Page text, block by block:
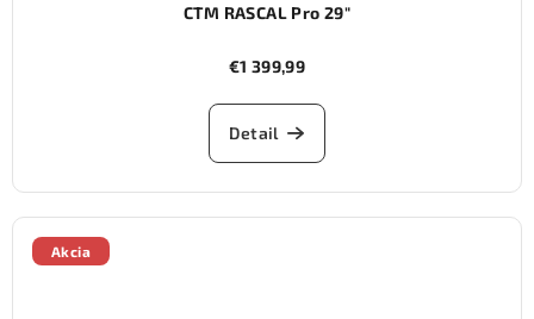
CTM RASCAL Pro 29"
€1 399,99
Detail
Akcia